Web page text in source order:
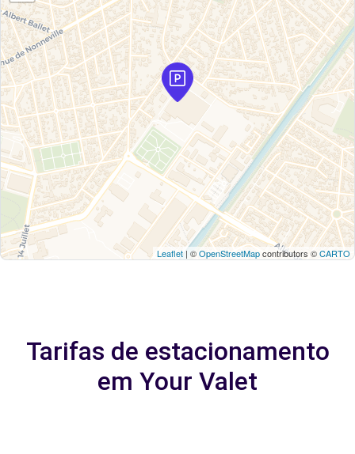
Leaflet | ©OpenStreetMapcontributors ©CARTO
Tarifas de estacionamento
em Your Valet